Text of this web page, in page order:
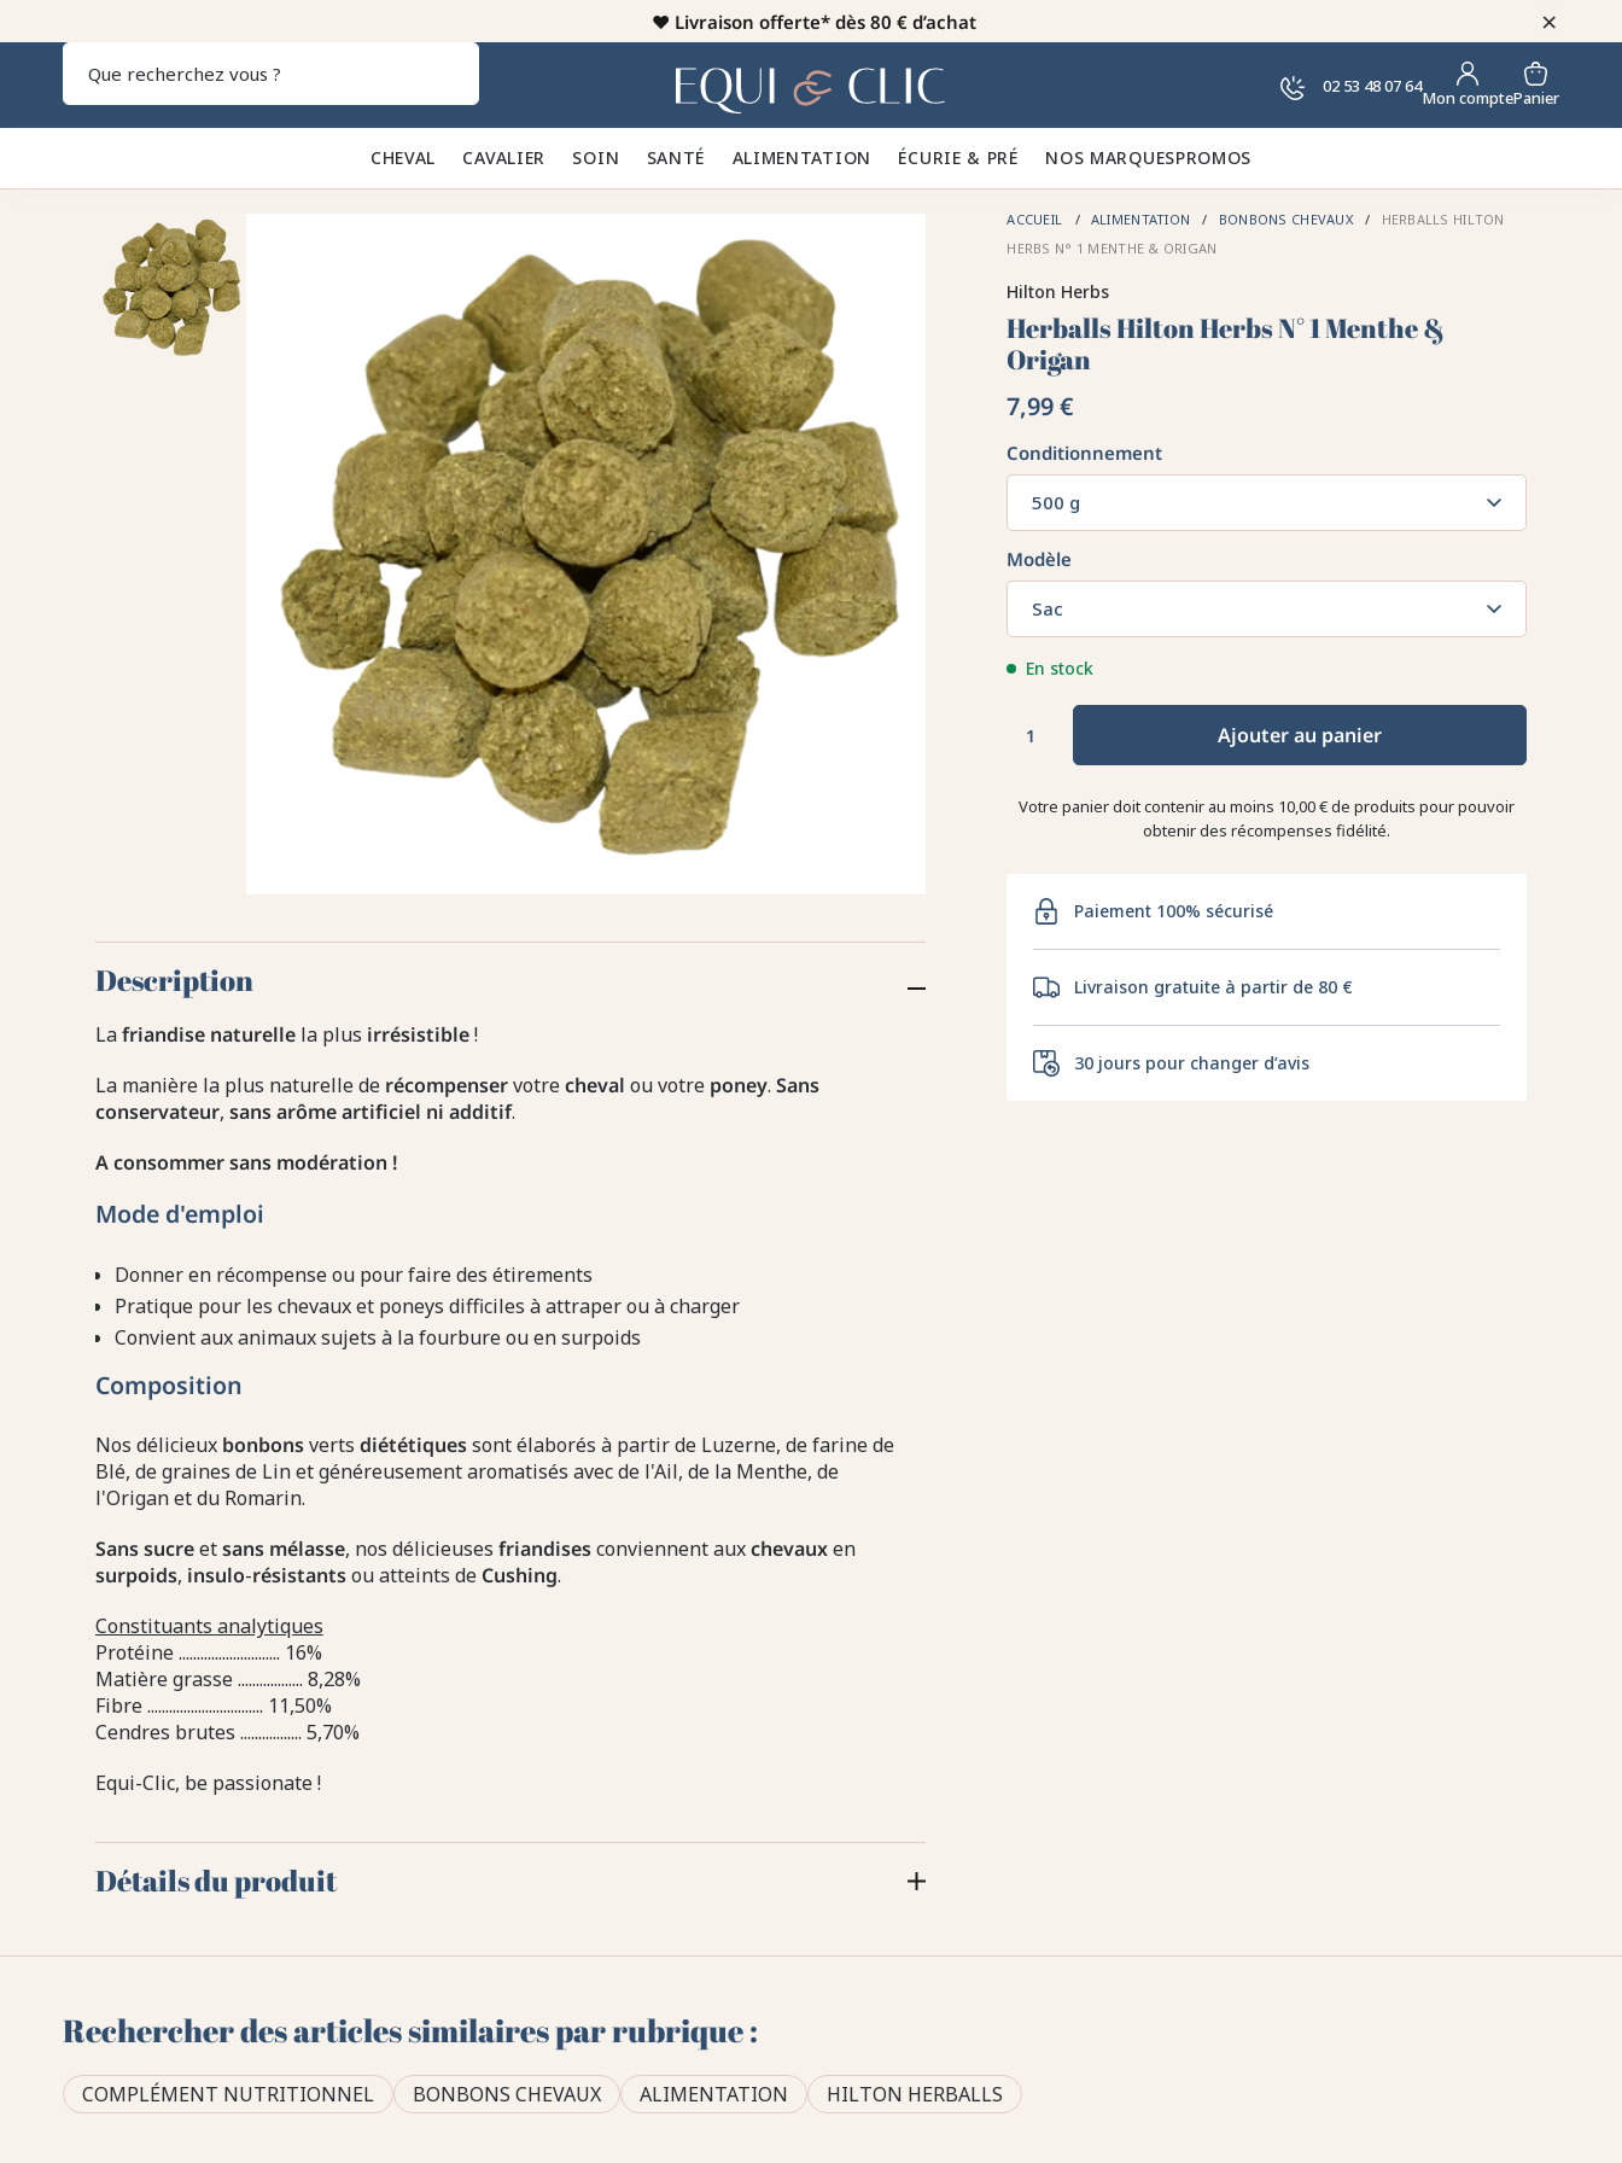
♥️ Livraison offerte* dès 80 € d’achat ×
Home 02 53 48 07 64
Mon comptePanier
CHEVAL 🐎 CAVALIER 👕 SOIN 🪮 SANTÉ ✨ ALIMENTATION 🥕 ÉCURIE & PRÉ 🍃 NOS MARQUESPROMOS
ACCUEIL ALIMENTATION BONBONS CHEVAUX
HERBALLS HILTON
HERBS N° 1 MENTHE & ORIGAN
Hilton Herbs
Herballs Hilton Herbs N° 1 Menthe &
Origan
7,99 €
Conditionnement
500 g
Modèle
Sac
En stock
Ajouter au panier
Votre panier doit contenir au moins 10,00 € de produits pour pouvoir
obtenir des récompenses fidélité.
Paiement 100% sécurisé
Livraison gratuite à partir de 80 €
30 jours pour changer d’avis
Description
Lafriandise naturellela plus irrésistible!
La manière la plus naturelle de récompenservotrecheval ou votre poney. Sans
conservateur, sans arôme artificiel ni additif.
A consommer sans modération !
Mode d'emploi
Donner en récompense ou pour faire des étirements
Pratique pour les chevaux et poneys difficiles à attraper ou à charger
Convient aux animaux sujets à la fourbure ou en surpoids
Composition
Nos délicieux bonbonsverts diététiquessont élaborés à partir de Luzerne, de farine de
Blé, de graines de Lin et généreusement aromatisés avec de l'Ail, de la Menthe, de
l'Origan et du Romarin.
Sans sucreetsans mélasse, nos délicieuses friandisesconviennent auxchevauxen
surpoids, insulo-résistantsou atteints de Cushing.
Constituants analytiques
Protéine ............................ 16%
Matière grasse .................. 8,28%
Fibre ................................ 11,50%
Cendres brutes ................. 5,70%
Equi-Clic, be passionate !
Détails du produit
Rechercher des articles similaires par rubrique :
COMPLÉMENT NUTRITIONNEL BONBONS CHEVAUX ALIMENTATION HILTON HERBALLS